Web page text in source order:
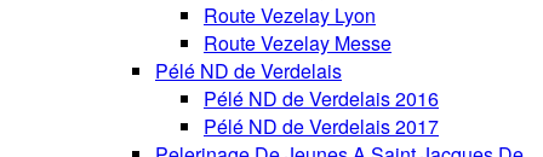
Route Vezelay Lyon
Route Vezelay Messe
Pélé ND de Verdelais
Pélé ND de Verdelais 2016
Pélé ND de Verdelais 2017